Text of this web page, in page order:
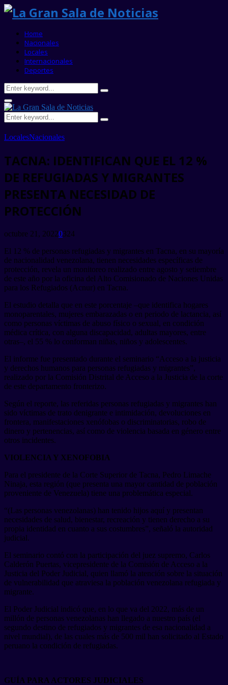
Home
Nacionales
Locales
Internacionales
Deportes
Search
for:
Search
Primary
Menu
Search
for:
Search
LocalesNacionales
TACNA: IDENTIFICAN QUE EL 12 %
DE REFUGIADAS Y MIGRANTES
PRESENTA NECESIDAD DE
PROTECCIÓN
octubre 21, 20220324
El 12 % de personas refugiadas y migrantes en Tacna, en su mayoría
de nacionalidad venezolana, tienen necesidades específicas de
protección, revela un monitoreo realizado entre agosto y setiembre
de este año por la oficina del Alto Comisionado de Naciones Unidas
para los Refugiados (Acnur) en Tacna.
El estudio detalla que en este porcentaje –que identifica hogares
monoparentales, mujeres embarazadas o en periodo de lactancia, así
como personas víctimas de abuso físico o sexual, en condición
médica crítica, con alguna discapacidad, adultas mayores, entre
otras–, el 55 % lo conforman niñas, niños y adolescentes.
El informe fue presentado durante el seminario “Acceso a la justicia
y derechos humanos para personas refugiadas y migrantes”,
realizado por la Comisión Distrital de Acceso a la Justicia de la corte
de este departamento fronterizo.
Según el reporte, las referidas personas refugiadas y migrantes han
sido víctimas de trato denigrante e intimidación, devoluciones en
frontera, manifestaciones xenófobas o discriminatorias, robo de
dinero y pertenencias, así como de violencia basada en género entre
otros incidentes.
VIOLENCIA Y XENOFOBIA
Para el presidente de la Corte Superior de Tacna, Pedro Limache
Ninaja, esta región (que presenta una mayor cantidad de población
proveniente de Venezuela) tiene una problemática especial.
“(Las personas venezolanas) han tenido hijos aquí y presentan
necesidades de salud, bienestar, recreación y tienen derecho a su
propia identidad en cuanto a sus costumbres”, señaló la autoridad
judicial.
El seminario contó con la participación del juez supremo, Carlos
Calderón Puertas, vicepresidente de la Comisión de Acceso a la
Justicia del Poder Judicial, quien llamó la atención sobre la situación
de vulnerabilidad que atraviesa la población venezolana refugiada y
migrante.
El Poder Judicial indicó que, en lo que va del 2022, más de un
millón de personas venezolanas han llegado a nuestro país (el
segundo destino de refugiados y migrantes de esa nacionalidad a
nivel mundial), de las cuales más de 500 mil han solicitado al Estado
peruano la condición de refugiadas.
GUÍA PARA ACTORES JUDICIALES